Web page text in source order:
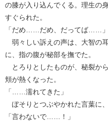
の膝が入り込んでくる。理生の
すぐられた。
「だめ……だめ、だってば……」
弱々しい訴えの声は、大智の
に、指の腹が秘部を撫でた。
とろりとしたものが、秘裂か
頬が熱くなった。
「……濡れてきた」
ぼそりとつぶやかれた言葉に
「言わないで……！」